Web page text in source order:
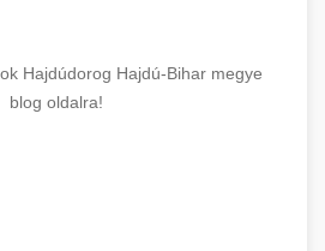
Hajdúdorog Hajdú-Bihar megye
blog oldalra!